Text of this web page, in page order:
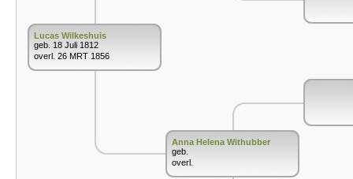
Lucas Wilkeshuis
geb. 18 Juli 1812
overl. 26 MRT 1856
Anna Helena Withubber
geb.
overl.